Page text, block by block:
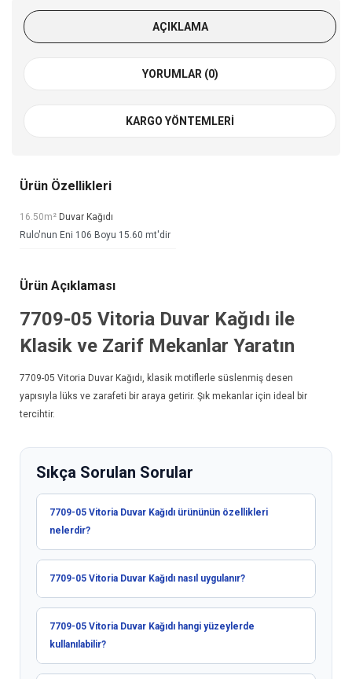
AÇIKLAMA
YORUMLAR (0)
KARGO YÖNTEMLERI
Ürün Özellikleri
16.50m² Duvar Kağıdı
Rulo'nun Eni 106 Boyu 15.60 mt'dir
Ürün Açıklaması
7709-05 Vitoria Duvar Kağıdı ile
Klasik ve Zarif Mekanlar Yaratın
7709-05 Vitoria Duvar Kağıdı , klasik motiflerle süslenmiş desen
yapısıyla lüks ve zarafeti bir araya getirir. Şık mekanlar için ideal bir
tercihtir.
Sıkça Sorulan Sorular
7709-05 Vitoria Duvar Kağıdı ürününün özellikleri
nelerdir?
7709-05 Vitoria Duvar Kağıdı nasıl uygulanır?
7709-05 Vitoria Duvar Kağıdı hangi yüzeylerde
kullanılabilir?